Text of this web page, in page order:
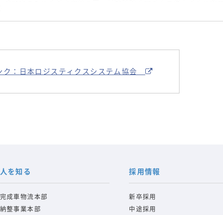
：日本ロジスティクスシステム協会
人を知る
完成車物流本部
納整事業本部
採用情報
新卒採用
中途採用